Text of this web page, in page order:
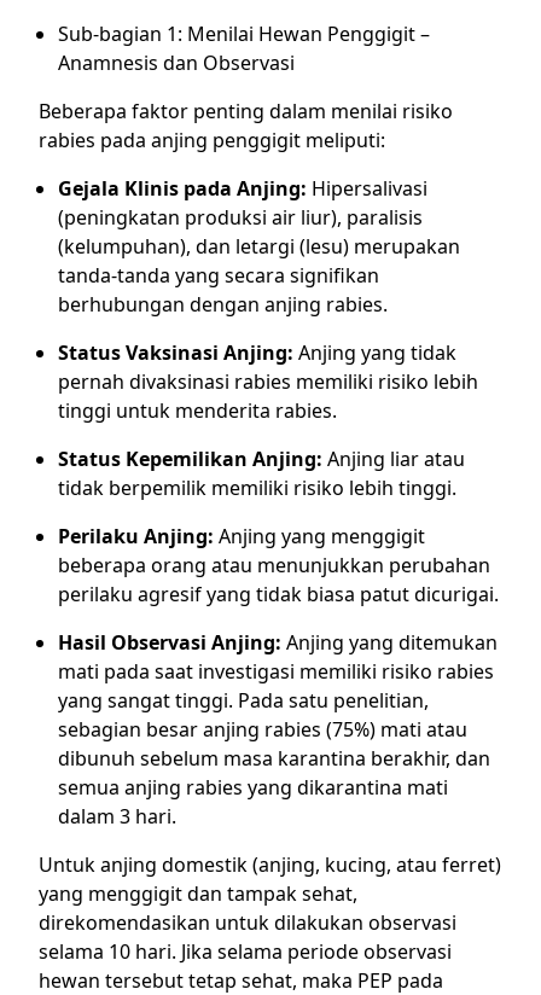
Sub-bagian 1: Menilai Hewan Penggigit –
Anamnesis dan Observasi
Beberapa faktor penting dalam menilai risiko
rabies pada anjing penggigit meliputi:
Gejala Klinis pada Anjing: Hipersalivasi
(peningkatan produksi air liur), paralisis
(kelumpuhan), dan letargi (lesu) merupakan
tanda-tanda yang secara signifikan
berhubungan dengan anjing rabies.
Status Vaksinasi Anjing: Anjing yang tidak
pernah divaksinasi rabies memiliki risiko lebih
tinggi untuk menderita rabies.
Status Kepemilikan Anjing: Anjing liar atau
tidak berpemilik memiliki risiko lebih tinggi.
Perilaku Anjing: Anjing yang menggigit
beberapa orang atau menunjukkan perubahan
perilaku agresif yang tidak biasa patut dicurigai.
Hasil Observasi Anjing: Anjing yang ditemukan
mati pada saat investigasi memiliki risiko rabies
yang sangat tinggi. Pada satu penelitian,
sebagian besar anjing rabies (75%) mati atau
dibunuh sebelum masa karantina berakhir, dan
semua anjing rabies yang dikarantina mati
dalam 3 hari.
Untuk anjing domestik (anjing, kucing, atau ferret)
yang menggigit dan tampak sehat,
direkomendasikan untuk dilakukan observasi
selama 10 hari. Jika selama periode observasi
hewan tersebut tetap sehat, maka PEP pada